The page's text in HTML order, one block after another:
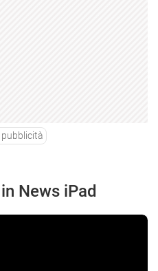
pubblicità
News iPad